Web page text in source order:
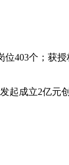
403个；获
起成立2亿